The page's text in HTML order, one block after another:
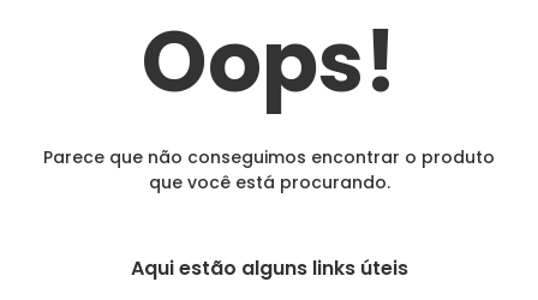
Oops!
Parece que não conseguimos encontrar o produto
que você está procurando.
Aqui estão alguns links úteis